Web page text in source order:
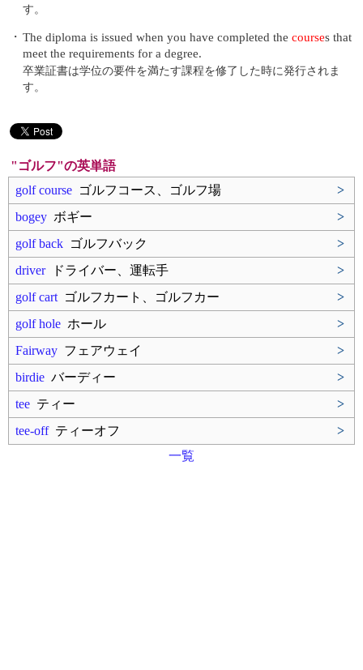
す。
・ The diploma is issued when you have completed the courses that
meet the requirements for a degree.
卒業証書は学位の要件を満たす課程を修了した時に発行されま
す。
"ゴルフ"の英単語
golf course ゴルフコース、ゴルフ場
>
bogey ボギー
>
golf back ゴルフバック
>
driverドライバー、運転手
>
golf cart ゴルフカート、ゴルフカー
>
golf hole ホール
>
Fairway フェアウェイ
>
birdie バーディー
>
tee ティー
>
tee-offティーオフ
>
一覧